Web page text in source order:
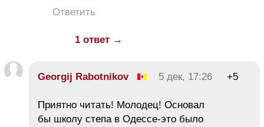
Ответить
1 ответ →
Georgij Rabotnikov 5 дек, 17:26 +5
Приятно читать! Молодец! Основал
бы школу степа в Одессе-это было